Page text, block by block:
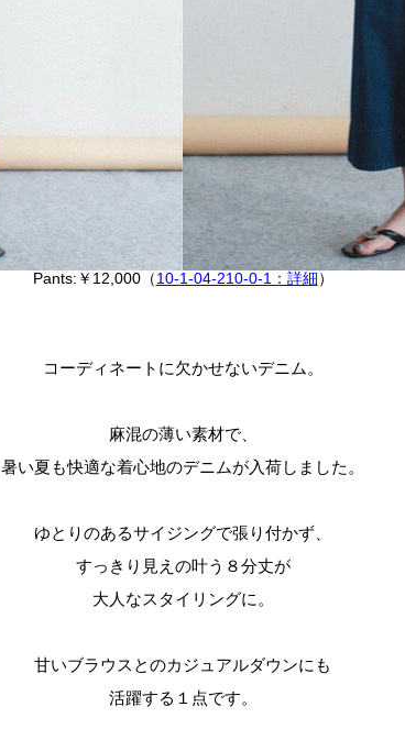
Pants:￥12,000（10-1-04-210-0-1：詳細）
コーディネートに欠かせないデニム。
麻混の薄い素材で、
暑い夏も快適な着心地のデニムが入荷しました。
ゆとりのあるサイジングで張り付かず、
すっきり見えの叶う８分丈が
大人なスタイリングに。
甘いブラウスとのカジュアルダウンにも
活躍する１点です。